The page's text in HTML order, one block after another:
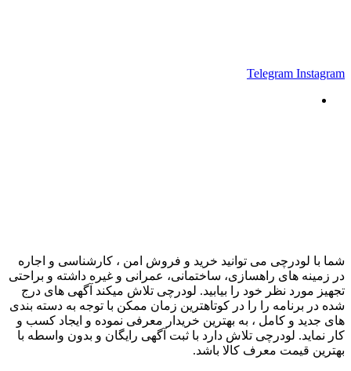
Telegram Instagram
شما با لودرچی می توانید خرید و فروش امن ، کارشناسی و اجاره
در زمینه های راهسازی، ساختمانی، عمرانی و غیره داشته و براحتی
تجهیز مورد نظر خود را بیابید. لودرچی تلاش میکند آگهی های درج
شده در برنامه را را در کوتاهترین زمان ممکن با توجه به دسته بندی
های جدید و کامل ، به بهترین خریدار معرفی نموده و ایجاد کسب و
کار نماید. لودرچی تلاش دارد با ثبت آگهی رایگان و بدون واسطه با
بهترین قیمت معرف کالا باشد.